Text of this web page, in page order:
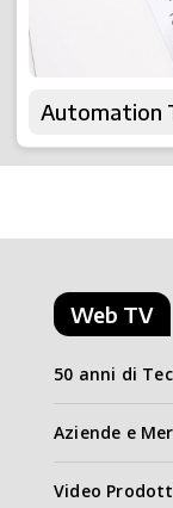
Automation
Web TV
50 anni di
Aziende e
Video